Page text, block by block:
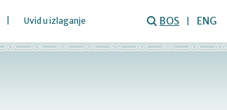
Uvid u izlaganje BOS ENG